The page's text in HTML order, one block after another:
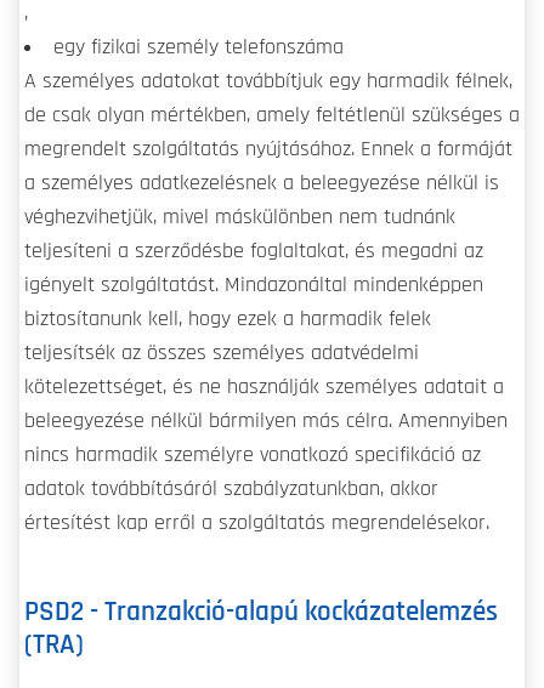
,
egy fizikai személy telefonszáma
A személyes adatokat továbbítjuk egy harmadik félnek,
de csak olyan mértékben, amely feltétlenül szükséges a
megrendelt szolgáltatás nyújtásához. Ennek a formáját
a személyes adatkezelésnek a beleegyezése nélkül is
véghezvihetjük, mivel máskülönben nem tudnánk
teljesíteni a szerződésbe foglaltakat, és megadni az
igényelt szolgáltatást. Mindazonáltal mindenképpen
biztosítanunk kell, hogy ezek a harmadik felek
teljesítsék az összes személyes adatvédelmi
kötelezettséget, és ne használják személyes adatait a
beleegyezése nélkül bármilyen más célra. Amennyiben
nincs harmadik személyre vonatkozó specifikáció az
adatok továbbításáról szabályzatunkban, akkor
értesítést kap erről a szolgáltatás megrendelésekor.
PSD2 - Tranzakció-alapú kockázatelemzés
(TRA)